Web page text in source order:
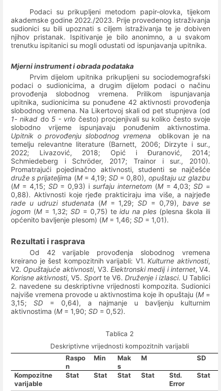
Podaci su prikupljeni metodom papir-olovka, tijekom
akademske godine 2022./2023. Prije provedenog istraživanja
sudionici su bili upoznati s ciljem istraživanja te je dobiven
njihov pristanak. Ispitivanje je bilo anonimno, a u svakom
trenutku ispitanici su mogli odustati od ispunjavanja upitnika.
Mjerni instrument i obrada podataka
Prvim dijelom upitnika prikupljeni su sociodemografski
podaci o sudionicima, a drugim dijelom podaci o načinu
provođenja slobodnog vremena. Prilikom ispunjavanja
upitnika, sudionicima su ponuđene 42 aktivnosti provođenja
slobodnog vremena. Na Likertovoj skali od pet stupnjeva (od
1-nikad do 5 - vrlo često) procjenjivali su koliko često svoje
slobodno vrijeme ispunjavaju ponuđenim aktivnostima.
Upitnik o provođenju slobodnog vremena
oblikovan je na
temelju relevantne literature (Barnett, 2006; Dirzyte i sur.,
2022; Livazović, 2018; Opić i Đuranović, 2014;
Schmiedeberg i Schröder, 2017; Trainor i sur., 2010).
Promatrajući pojedinačno aktivnosti, studenti se najčešće
druže s prijateljima (M= 4,19;SD = 0,80), opuštaju uz glazbu
(M= 4,15; SD= 0,93) i surfaju internetom(M= 4,03;SD =
0,88). Aktivnosti koje rjeđe prakticiraju ima više, a najrjeđe
rade u udruzi studenata (M= 1,29;SD = 0,79),bave se
jogom (M= 1,32; SD = 0,75) teidu na ples (plesna škola ili
općenito bavljenje plesom) (M= 1,46; SD = 1,01).
Rezultati i rasprava
Od 42 varijable provođenja slobodnog vremena
kreirano je šest kompozitnih varijabli: V1.Kulturne aktivnosti,
V2. Opuštajuće aktivnosti, V3. Elektronski medij i internet, V4.
Korisne aktivnosti, V5. Sport te V6. Druženje i izlasci. U Tablici
2. navedene su deskriptivne vrijednosti kompozita. Sudionici
najviše vremena provode u aktivnostima koje ih opuštaju (M=
3,15; SD = 0,64), a najmanje u bavljenju kulturnim
aktivnostima (M= 1,90; SD = 0,52).
Tablica 2
Deskriptivne vrijednosti kompozitnih varijabli
Raspo
n
Min
Mak
s
M SD
Kompozitne
varijable
Stat Stat Stat Stat
Std.
Error
Stat